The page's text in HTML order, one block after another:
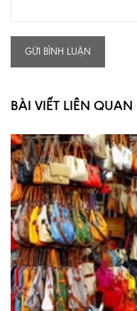
GỬI BÌNH LUẬN
BÀI VIẾT LIÊN QUAN